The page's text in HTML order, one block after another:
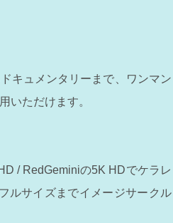
キュメンタリーまで、ワン​​マン
いただけます。
/ RedGeminiの5K HDでケラレ
ルサイズまでイメージサークル